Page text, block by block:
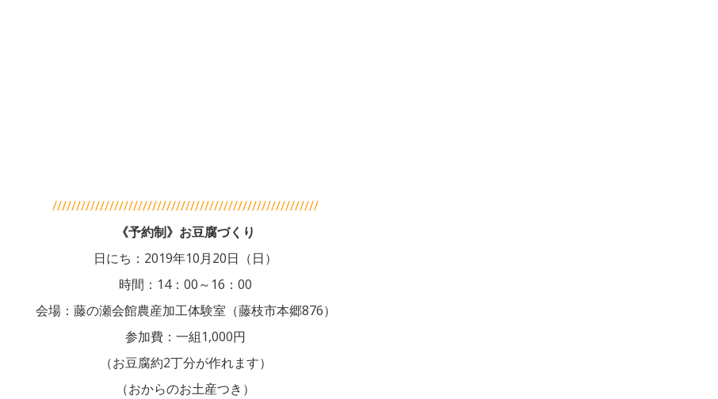
////////////////////////////////////////////////////////
《予約制》お豆腐づくり
日にち：2019年10月20日（日）
時間：14：00～16：00
会場：藤の瀬会館農産加工体験室（藤枝市本郷876）
参加費：一組1,000円
（お豆腐約2丁分が作れます）
（おからのお土産つき）